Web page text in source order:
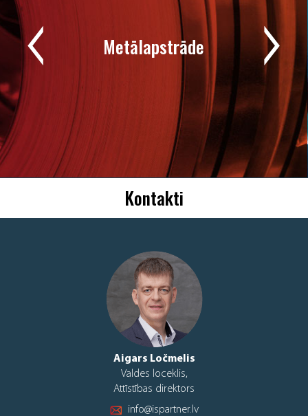
Metālapstrāde
Kontakti
Aigars Ločmelis
Valdes loceklis,
Attīstības direktors
info@ispartner.lv